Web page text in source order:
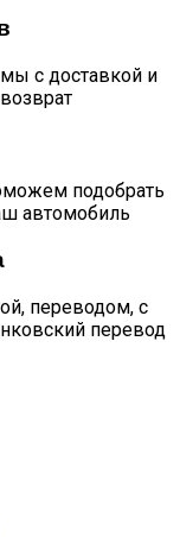
с доставкой и
подобрать
автомобиль
переводом, с
перевод